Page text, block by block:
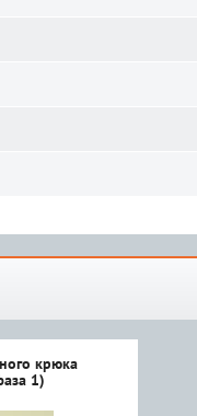
крюка
1)